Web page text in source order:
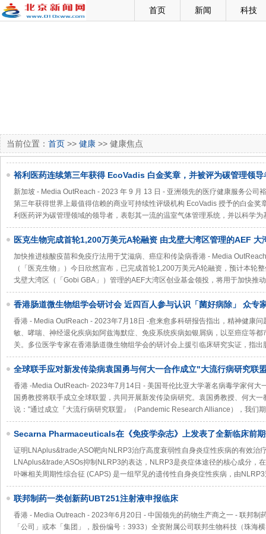
首页 新闻 科技
当前位置： 首页 >> 健康 >> 健康焦点
裕利医药连续第三年获得 EcoVadis 白金奖章，并被评为碳管理领导
新加坡 - Media OutReach - 2023 年 9 月 13 日 - 亚洲领先的医疗健康服务公司
第三年获得世界上最值得信赖的商业可持续性评级机构 EcoVadis 授予的白金奖
利医药评为碳管理领域的领导者，表彰其一流的温室气体管理系统，并以科学为
医克生物完成首轮1,200万美元A轮融资 由戈壁大湾区管理的AEF 大
加快推进核酸疫苗和免疫疗法用于艾滋病、癌症和传染病香港 - Media
（「医克生物」）今日欣然宣布，已完成首轮1,200万美元A轮融资，预计本轮
戈壁大湾区（「Gobi GBA」）管理的AEF大湾区创业基金领投，将用于加快推
香港肠道微生物组学会研讨会 近四百人参与认识「菌好病除」 众专
的医疗应用
香港 - Media OutReach - 2023年7月18日 -愈来愈多科研报告指出，精神健康
敏、哮喘、神经退化疾病如阿兹海默症、免疫系统疾病如银屑病，以至癌症等
关。多位医学专家在香港肠道微生物组学会的研讨会上援引临床研究实证，指出
全球联手应对新发传染病袁国勇与何大一合作成立"大流行病研究联
香港 -Media OutReach- 2023年7月14日 - 美国哥伦比亚大学著名病毒学家何大
国勇教授将联手成立全球联盟，共同开展新发传染病研究。袁国勇教授、何大
说："通过成立『大流行病研究联盟』（Pandemic Research Alliance），我们
Secarna Pharmaceuticals在《免疫学杂志》上发表了全新临床前
证明LNAplus&trade;ASO靶向NLRP3治疗高度衰弱性自身炎症性疾病的有效治
LNAplus&trade;ASOs抑制NLRP3的表达，NLRP3是炎症体途径的核心成分，
卟啉相关周期性综合征 (CAPS) 是一组罕见的遗传性自身炎症性疾病，由
联邦制药一类创新药UBT251注射液申报临床
香港 - Media Outreach - 2023年6月20日 - 中国领先的药物生产商之一 - 联邦制
「公司」或本「集团」，股份编号：3933）全资附属公司联邦生物科技（珠海